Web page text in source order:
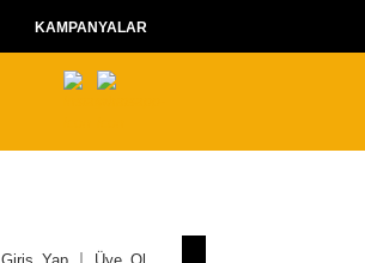
KAMPANYALAR
Giriş Yap Üye Ol